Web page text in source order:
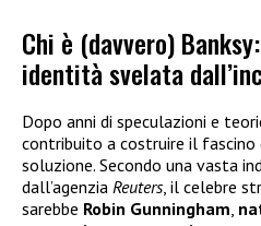
Chi è (davvero)
identità svelata
Dopo anni di speculazioni e
contribuito a costruire il fascino
soluzione. Secondo una vasta
dall’agenzia Reuters, il celebre
sarebbe Robin Gunningham,